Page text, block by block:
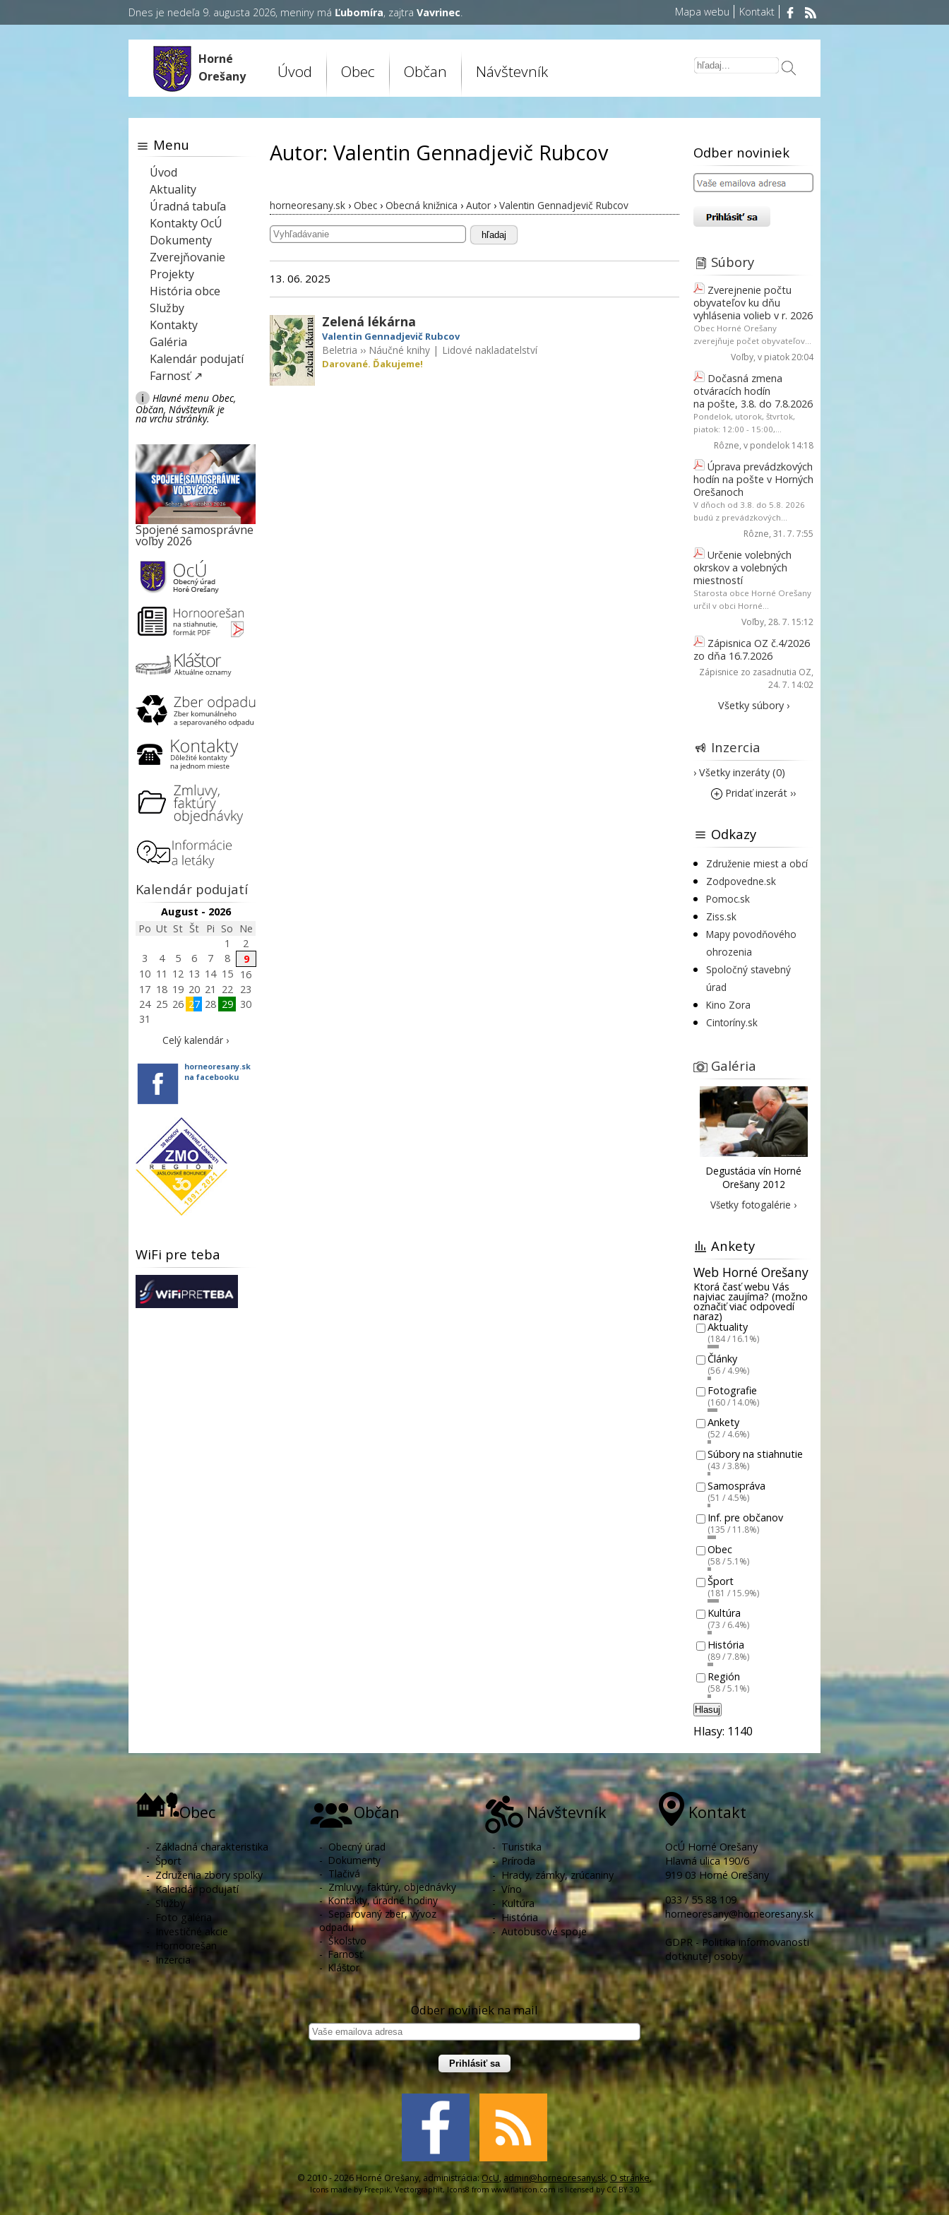
Dnes je nedeľa 9. augusta 2026, meniny má Ľubomíra, zajtra Vavrinec. Mapa webu Kontakt
Horné
Orešany
Úvod Obec Občan Návštevník
Autor: Valentin Gennadjevič Rubcov
horneoresany.sk › Obec › Obecná knižnica › Autor › Valentin Gennadjevič Rubcov
hľadaj
13. 06. 2025
Zelená lékárna
Valentin Gennadjevič Rubcov
Beletria ›› Náučné knihy | Lidové nakladatelství
Darované. Ďakujeme!
Menu
Úvod
Aktuality
Úradná tabuľa
Kontakty OcÚ
Dokumenty
Zverejňovanie
Projekty
História obce
Služby
Kontakty
Galéria
Kalendár podujatí
Farnosť ↗
i
Hlavné menu Obec,
Občan, Návštevník je
na vrchu stránky.
Spojené samosprávne
voľby 2026
Kalendár podujatí
August - 2026
Po Ut St Št Pi So Ne
1
2
3
4 5 6 7 8
9
10 11 12 13 14 15
16
17 18 19 20 21 22
23
24 25 26 27 28 29
30
31
Celý kalendár ›
horneoresany.sk
na facebooku
WiFi pre teba
Odber noviniek
Súbory
Zverejnenie počtu
obyvateľov ku dňu
vyhlásenia volieb v r. 2026
Obec Horné Orešany
zverejňuje počet obyvateľov...
Voľby, v piatok 20:04
Dočasná zmena
otváracích hodín
na pošte, 3.8. do 7.8.2026
Pondelok, utorok, štvrtok,
piatok: 12:00 - 15:00,...
Rôzne, v pondelok 14:18
Úprava prevádzkových
hodín na pošte v Horných
Orešanoch
V dňoch od 3.8. do 5.8. 2026
budú z prevádzkových...
Rôzne, 31. 7. 7:55
Určenie volebných
okrskov a volebných
miestností
Starosta obce Horné Orešany
určil v obci Horné...
Voľby, 28. 7. 15:12
Zápisnica OZ č.4/2026
zo dňa 16.7.2026
Zápisnice zo zasadnutia OZ,
24. 7. 14:02
Všetky súbory ›
Inzercia
› Všetky inzeráty (0)
Pridať inzerát ››
Odkazy
Združenie miest a obcí
Zodpovedne.sk
Pomoc.sk
Ziss.sk
Mapy povodňového
ohrozenia
Spoločný stavebný
úrad
Kino Zora
Cintoríny.sk
Galéria
Degustácia vín Horné
Orešany 2012
Všetky fotogalérie ›
Ankety
Web Horné Orešany
Ktorá časť webu Vás
najviac zaujíma? (možno
označiť viac odpovedí
naraz)
Aktuality
(184 / 16.1%)
Články
(56 / 4.9%)
Fotografie
(160 / 14.0%)
Ankety
(52 / 4.6%)
Súbory na stiahnutie
(43 / 3.8%)
Samospráva
(51 / 4.5%)
Inf. pre občanov
(135 / 11.8%)
Obec
(58 / 5.1%)
Šport
(181 / 15.9%)
Kultúra
(73 / 6.4%)
História
(89 / 7.8%)
Región
(58 / 5.1%)
Hlasuj
Hlasy: 1140
Obec
- Základná charakteristika
- Šport
-Združenia zbory spolky
-Kalendár podujatí
- Služby
- Foto galéria
-
Investičné akcie
Hornoorešan
-Inzercia
Občan
- Obecný úrad
- Dokumenty
- Tlačivá
-Zmluvy, faktúry, objednávky
-Kontakty, úradné hodiny
- Separovaný zber, vývoz
odpadu
-Školstvo
-Farnosť
-Kláštor
Návštevník
- Turistika
-Príroda
-Hrady, zámky, zrúcaniny
-Víno
- Kultúra
-História
-Autobusové spoje
Kontakt
OcÚ Horné Orešany
Hlavná ulica 190/6
919 03 Horné Orešany
033 / 55 88 109
horneoresany@horneoresany.sk
GDPR - Politika informovanosti
dotknutej osoby
Odber noviniek na mail
Prihlásiť sa
© 2010 - 2026 Horné Orešany, administrácia: OcU, admin@horneoresany.sk, O stránke,
Icons made byFreepik, Vectorgraphit, Icons8 from www.flaticon.com is licensed by CC BY 3.0